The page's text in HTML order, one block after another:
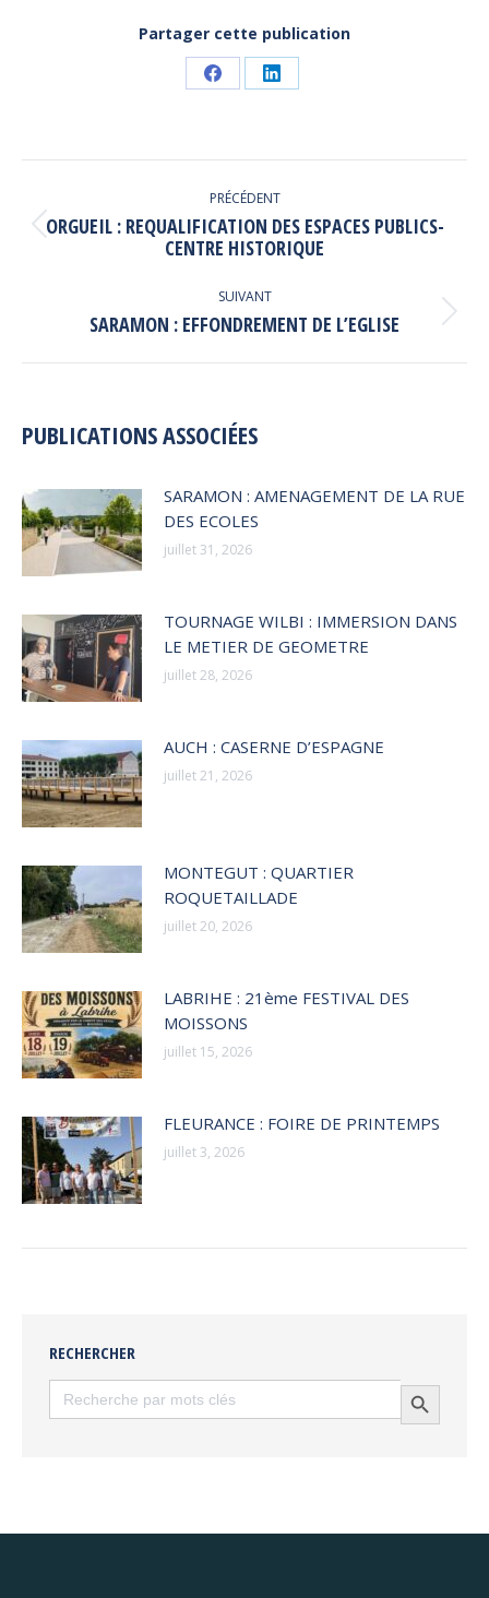
Partager cette publication
Partager
Facebook
Partager
LinkedIn
ARTICLE
PRÉCÉDENT
Article
précédent
ORGUEIL : REQUALIFICATION DES ESPACES PUBLICS-
CENTRE HISTORIQUE
SUIVANT
Article
SARAMON : EFFONDREMENT DE L’EGLISE
PUBLICATIONS ASSOCIÉES
SARAMON : AMENAGEMENT DE LA RUE
DES ECOLES
juillet 31, 2026
TOURNAGE WILBI : IMMERSION DANS
LE METIER DE GEOMETRE
juillet 28, 2026
AUCH : CASERNE D’ESPAGNE
juillet 21, 2026
MONTEGUT : QUARTIER
ROQUETAILLADE
juillet 20, 2026
LABRIHE : 21ème FESTIVAL DES
MOISSONS
juillet 15, 2026
FLEURANCE : FOIRE DE PRINTEMPS
juillet 3, 2026
RECHERCHER
Search
for:
Search Button